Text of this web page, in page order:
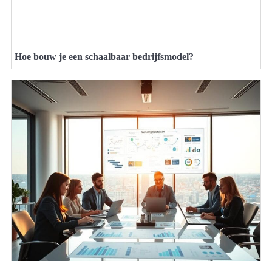
Hoe bouw je een schaalbaar bedrijfsmodel?